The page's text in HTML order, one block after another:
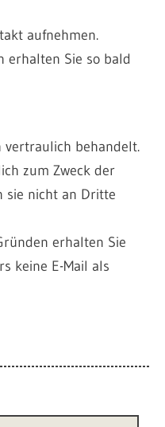
aufnehmen.
erhalten Sie so bald
vertraulich behandelt.
zum Zweck der
sie nicht an Dritte
erhalten Sie
keine E-Mail als